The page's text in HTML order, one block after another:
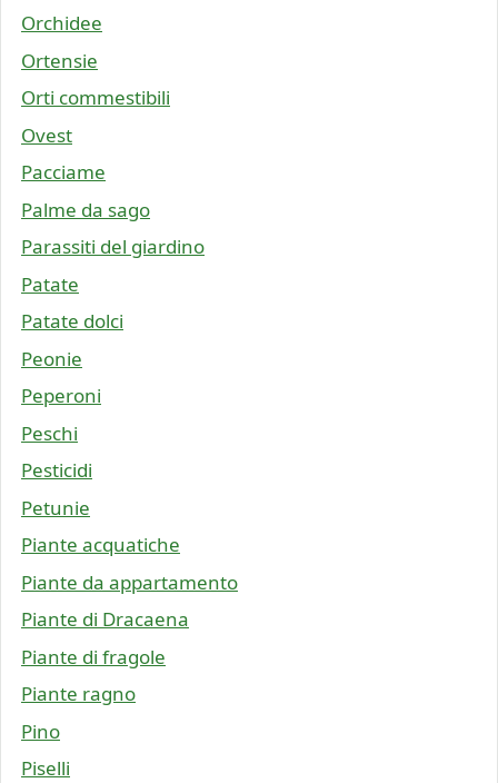
Orchidee
Ortensie
Orti commestibili
Ovest
Pacciame
Palme da sago
Parassiti del giardino
Patate
Patate dolci
Peonie
Peperoni
Peschi
Pesticidi
Petunie
Piante acquatiche
Piante da appartamento
Piante di Dracaena
Piante di fragole
Piante ragno
Pino
Piselli